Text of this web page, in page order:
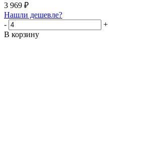
3 969 ₽
Нашли дешевле?
-
+
В корзину